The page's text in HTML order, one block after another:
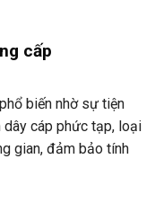
cấp
biến nhờ sự tiện
dây cáp phức tạp, loại
gian, đảm bảo tính